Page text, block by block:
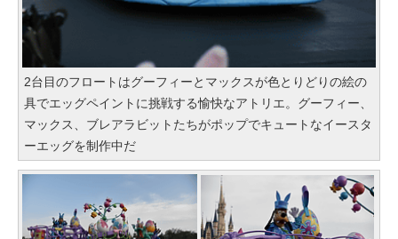
2台目のフロートはグーフィーとマックスが色とりどりの絵の
具でエッグペイントに挑戦する愉快なアトリエ。グーフィー、
マックス、ブレアラビットたちがポップでキュートなイースタ
ーエッグを制作中だ